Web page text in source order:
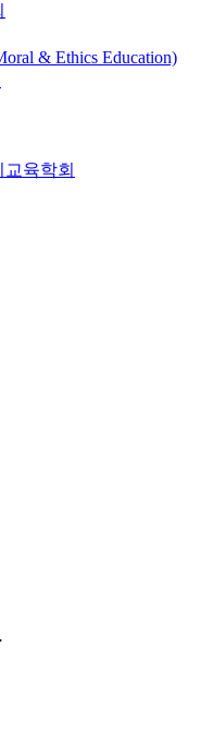
& Ethics Education)
육학회